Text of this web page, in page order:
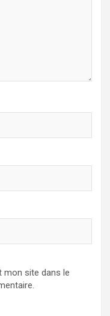
mon site dans le